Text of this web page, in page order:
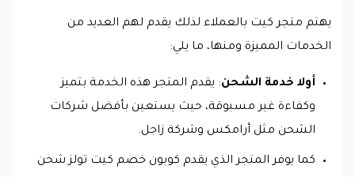
يهتم متجر كيت بالعملاء لذلك يقدم لهم العديد من
الخدمات المميزة ومنها، ما يلي:
أولا خدمة الشحن: يقدم المتجر هذه الخدمة بتميز
وكفاءة غير مسبوقة، حيث يستعين بأفضل شركات
الشحن مثل أرامكس وشركة زاجل.
كما يوفر المتجر الذي يقدم كوبون خصم كيت تولز شحن